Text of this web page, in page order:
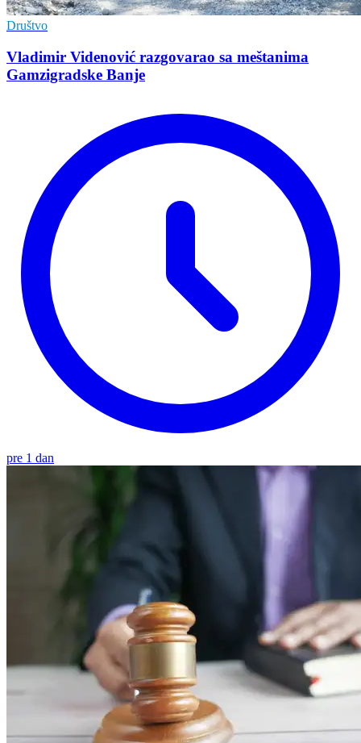
Društvo
Vladimir Vidеnović razgovarao sa mеštanima
Gamzigradskе Banjе
pre 1 dan